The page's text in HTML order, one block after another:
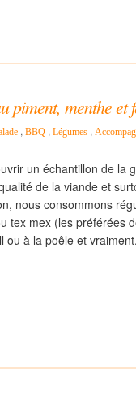
piment, menthe et
, BBQ , Légumes ,
un échantillon de la
de la viande et
nous consommons
tex mex (les préférées
ou à la poêle et